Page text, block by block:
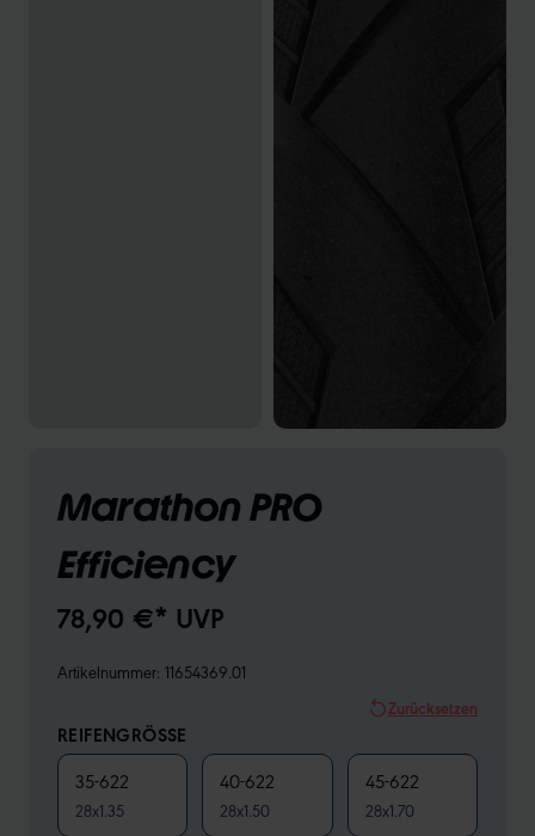
Marathon PRO
Efficiency
78,90 €* UVP
Artikelnummer: 11654369.01
Zurücksetzen
REIFENGRÖSSE
35-622
28x1.35
40-622
28x1.50
45-622
28x1.70